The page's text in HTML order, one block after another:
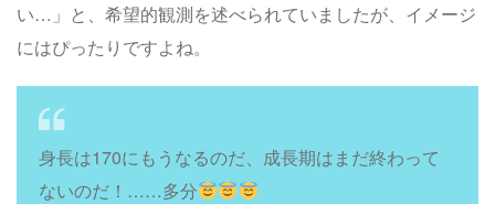
い…」と、希望的観測を述べられていましたが、イメージ
にはぴったりですよね。
身長は170にもうなるのだ、成長期はまだ終わって
ないのだ！……多分